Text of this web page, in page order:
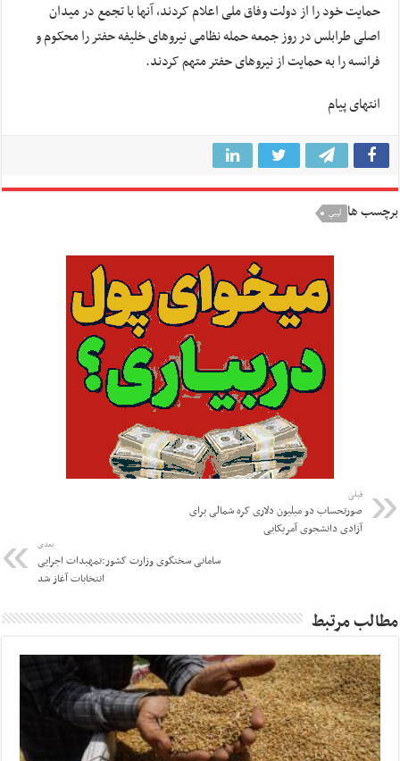
حمایت خود را از دولت وفاق ملی اعلام کردند، آنها با تجمع در میدان
اصلی طرابلس در روز جمعه حمله نظامی نیروهای خلیفه حفتر را محکوم و
فرانسه را به حمایت از نیروهای حفتر متهم کردند.
انتهای پیام
برچسب ها ليبي
قبلی
صورتحساب دو میلیون دلاری کره شمالی برای
آزادی دانشجوی آمریکایی
بعدی
سامانی سخنگوی وزارت کشور:تمهیدات اجرایی
انتخابات آغاز شد
مطالب مرتبط